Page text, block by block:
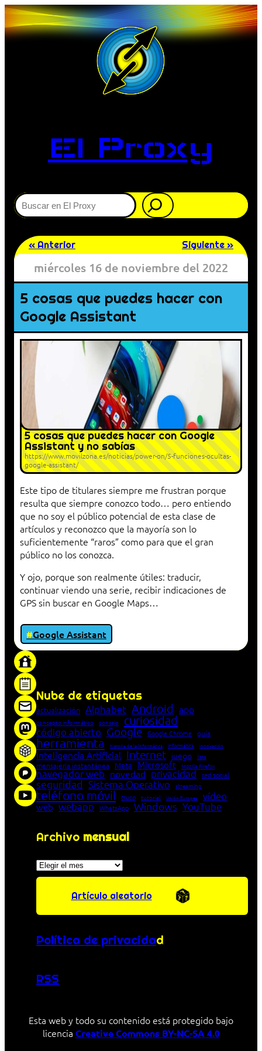
El Proxy
Buscar
« Anterior Siguiente »
miércoles 16 de noviembre del 2022
5 cosas que puedes hacer con
Google Assistant
5 cosas que puedes hacer con Google
Assistant y no sabías
https://www.movilzona.es/noticias/power-on/5-funciones-ocultas-
google-assistant/
Este tipo de titulares siempre me frustran porque
resulta que siempre conozco todo… pero entiendo
que no soy el público potencial de esta clase de
artículos y reconozco que la mayoría son lo
suficientemente “raros” como para que el gran
público no los conozca.
Y ojo, porque son realmente útiles: traducir,
continuar viendo una serie, recibir indicaciones de
GPS sin buscar en Google Maps…
Google Assistant
Nube de etiquetas
actualización Alphabet Android app
concepto informático consejo curiosidad
código abierto Google Google Chrome guía
herramienta historia de la Informática Informática innovación
Inteligencia Artificial Internet juego lista
mensajería instantánea Meta Microsoft Mozilla Firefox
navegador web novedad privacidad red social
seguridad Sistema Operativo streaming
teléfono móvil truco tutorial Unión Europea vídeo
web webapp WhatsApp Windows YouTube
Archivo mensual
Archivos
Artículo aleatorio
Política de privacidad
RSS
Esta web y todo su contenido está protegido bajo
licencia Creative Commons BY-NC-SA 4.0